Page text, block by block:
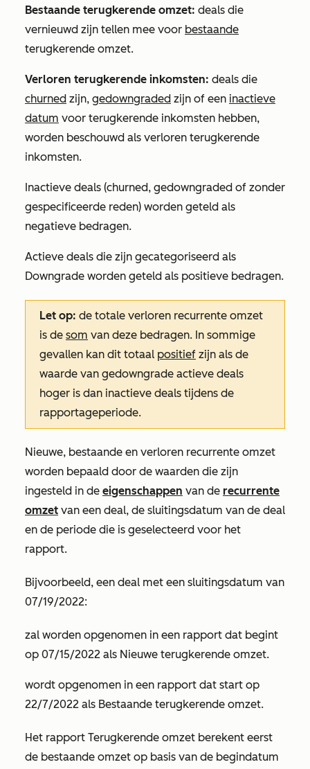
Bestaande terugkerende omzet: deals die
vernieuwd zijn tellen mee voor bestaande
terugkerende omzet.
Verloren terugkerende inkomsten: deals die
churned zijn, gedowngraded zijn of een inactieve
datum voor terugkerende inkomsten hebben,
worden beschouwd als verloren terugkerende
inkomsten.
Inactieve deals (churned, gedowngraded of zonder
gespecificeerde reden) worden geteld als
negatieve bedragen.
Actieve deals die zijn gecategoriseerd als
Downgrade worden geteld als positieve bedragen.
Let op: de totale verloren recurrente omzet
is de som van deze bedragen. In sommige
gevallen kan dit totaal positief zijn als de
waarde van gedowngrade actieve deals
hoger is dan inactieve deals tijdens de
rapportageperiode.
Nieuwe, bestaande en verloren recurrente omzet
worden bepaald door de waarden die zijn
ingesteld in de eigenschappen van de recurrente
omzet van een deal, de sluitingsdatum van de deal
en de periode die is geselecteerd voor het
rapport.
Bijvoorbeeld, een deal met een sluitingsdatum van
07/19/2022:
zal worden opgenomen in een rapport dat begint
op 07/15/2022 als Nieuwe terugkerende omzet.
wordt opgenomen in een rapport dat start op
22/7/2022 als Bestaande terugkerende omzet.
Het rapport Terugkerende omzet berekent eerst
de bestaande omzet op basis van de begindatum